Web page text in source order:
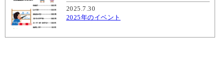
2025.7.30
2025年のイベント